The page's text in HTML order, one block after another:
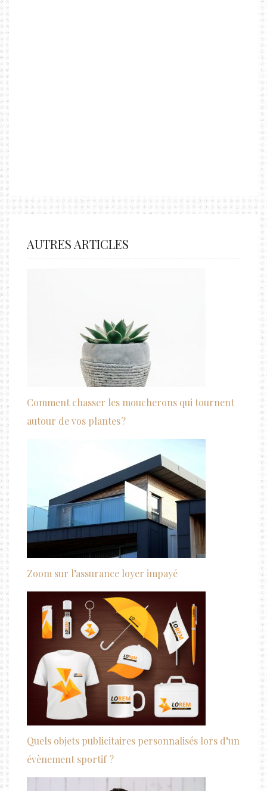
AUTRES ARTICLES
Comment chasser les moucherons qui tournent
autour de vos plantes ?
Zoom sur l’assurance loyer impayé
Quels objets publicitaires personnalisés lors d’un
évènement sportif ?